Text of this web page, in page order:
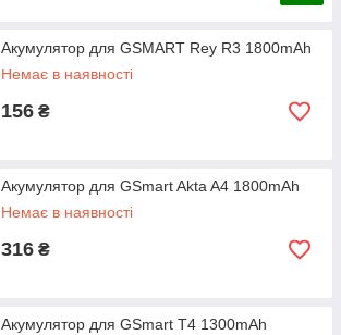
Акумулятор для GSMART Rey R3 1800mAh
Немає в наявності
156 ₴
Акумулятор для GSmart Akta A4 1800mAh
Немає в наявності
316 ₴
Акумулятор для GSmart T4 1300mAh